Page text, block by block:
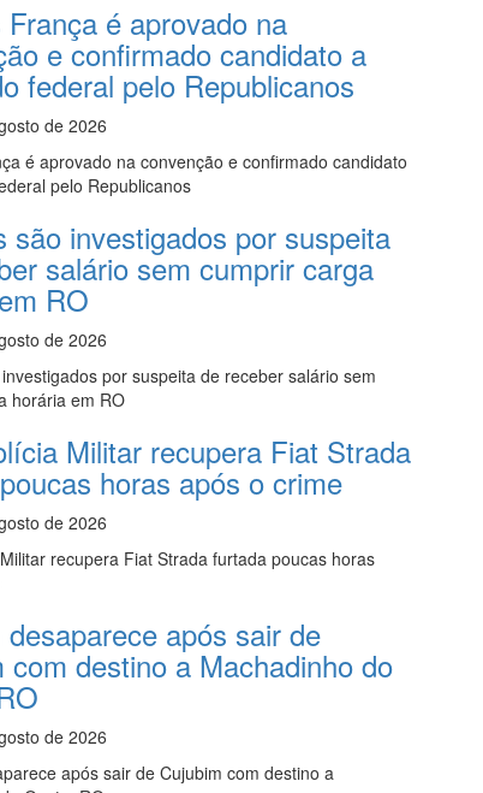
é aprovado na
e confirmado candidato a
federal pelo Republicanos
de 2026
é aprovado na convenção e confirmado candidato
pelo Republicanos
são investigados por suspeita
salário sem cumprir carga
RO
de 2026
por suspeita de receber salário sem
horária em RO
Militar recupera Fiat Strada
horas após o crime
de 2026
recupera Fiat Strada furtada poucas horas
desaparece após sair de
com destino a Machadinho do
de 2026
após sair de Cujubim com destino a